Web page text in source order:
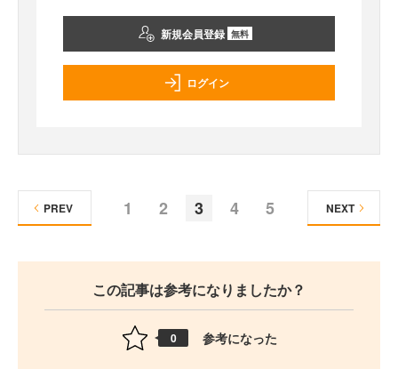
新規会員登録 無料
ログイン
1 2 3 4 5
PREV NEXT
この記事は参考になりましたか？
0 参考になった